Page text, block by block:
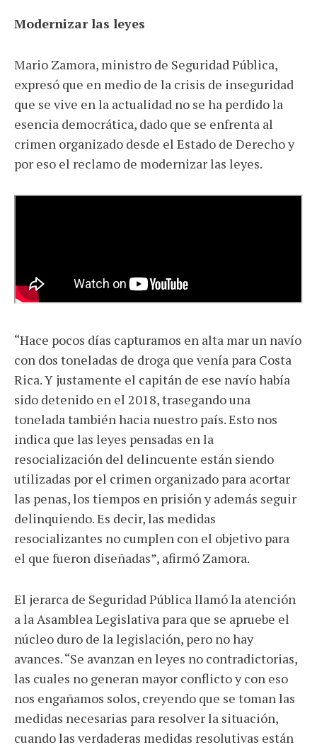
Modernizar las leyes
Mario Zamora, ministro de Seguridad Pública,
expresó que en medio de la crisis de inseguridad
que se vive en la actualidad no se ha perdido la
esencia democrática, dado que se enfrenta al
crimen organizado desde el Estado de Derecho y
por eso el reclamo de modernizar las leyes.
“Hace pocos días capturamos en alta mar un navío
con dos toneladas de droga que venía para Costa
Rica. Y justamente el capitán de ese navío había
sido detenido en el 2018, trasegando una
tonelada también hacia nuestro país. Esto nos
indica que las leyes pensadas en la
resocialización del delincuente están siendo
utilizadas por el crimen organizado para acortar
las penas, los tiempos en prisión y además seguir
delinquiendo. Es decir, las medidas
resocializantes no cumplen con el objetivo para
el que fueron diseñadas”, afirmó Zamora.
El jerarca de Seguridad Pública llamó la atención
a la Asamblea Legislativa para que se apruebe el
núcleo duro de la legislación, pero no hay
avances. “Se avanzan en leyes no contradictorias,
las cuales no generan mayor conflicto y con eso
nos engañamos solos, creyendo que se toman las
medidas necesarias para resolver la situación,
cuando las verdaderas medidas resolutivas están